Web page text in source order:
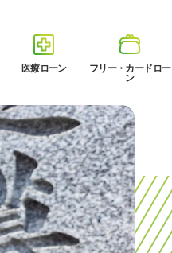
医療ローン
フリー・カードロー
ン